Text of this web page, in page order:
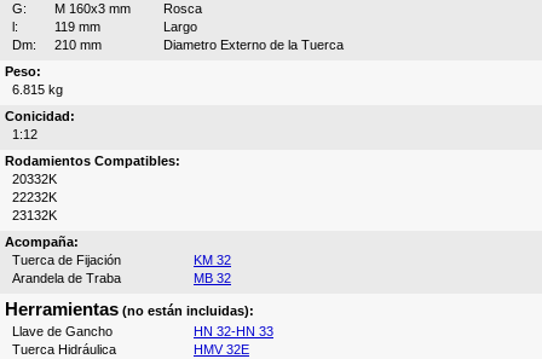
G:
M 160x3 mm
Rosca
l:
119 mm
Largo
Dm:
210 mm
Diametro Externo de la Tuerca
Peso:
6.815 kg
Conicidad:
1:12
Rodamientos Compatibles:
20332K
22232K
23132K
Acompaña:
Tuerca de Fijación
KM 32
Arandela de Traba
MB 32
Herramientas (no están incluidas):
Llave de Gancho
HN 32-HN 33
Tuerca Hidráulica
HMV 32E